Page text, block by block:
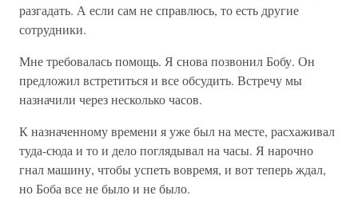
разгадать. А если сам не справлюсь, то есть другие
сотрудники.
Мне требовалась помощь. Я снова позвонил Бобу. Он
предложил встретиться и все обсудить. Встречу мы
назначили через несколько часов.
К назначенному времени я уже был на месте, расхаживал
туда-сюда и то и дело поглядывал на часы. Я нарочно
гнал машину, чтобы успеть вовремя, и вот теперь ждал,
но Боба все не было и не было.